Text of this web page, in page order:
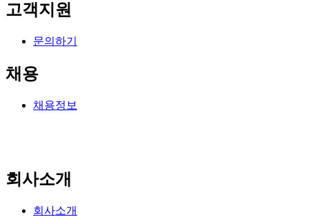
고객지원
문의하기
채용
채용정보
회사소개
회사소개